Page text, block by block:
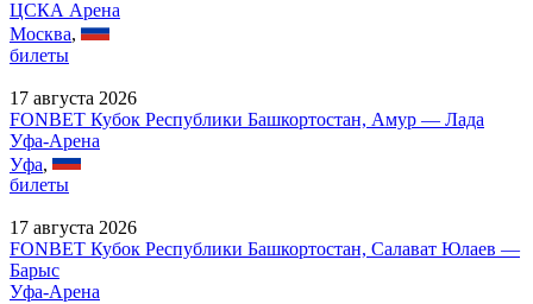
ЦСКА Арена
Москва,
билеты
17 августа 2026
FONBET Кубок Республики Башкортостан, Амур — Лада
Уфа-Арена
Уфа,
билеты
17 августа 2026
FONBET Кубок Республики Башкортостан, Салават Юлаев —
Барыс
Уфа-Арена